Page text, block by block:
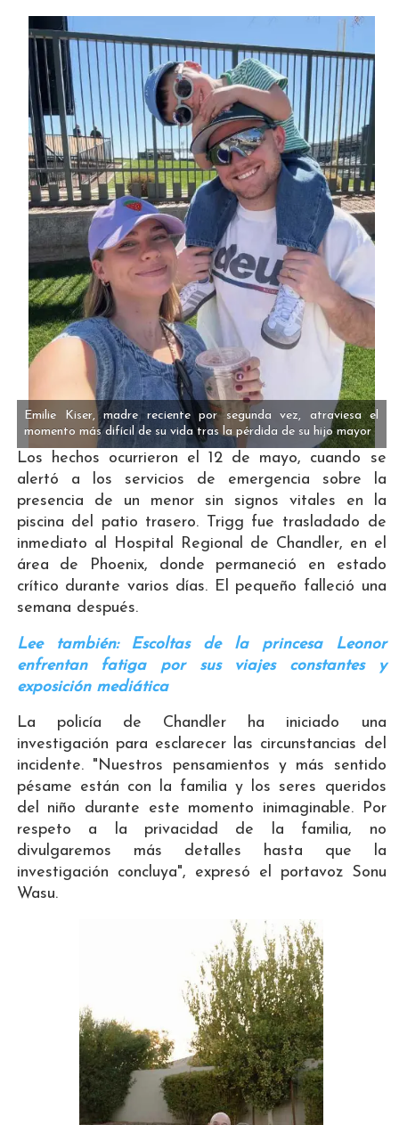
Emilie Kiser, madre reciente por segunda vez, atraviesa el
momento más difícil de su vida tras la pérdida de su hijo mayor
Los hechos ocurrieron el 12 de mayo, cuando se
alertó a los servicios de emergencia sobre la
presencia de un menor sin signos vitales en la
piscina del patio trasero. Trigg fue trasladado de
inmediato al Hospital Regional de Chandler, en el
área de Phoenix, donde permaneció en estado
crítico durante varios días. El pequeño falleció una
semana después.
Lee también: Escoltas de la princesa Leonor
enfrentan fatiga por sus viajes constantes y
exposición mediática
La policía de Chandler ha iniciado una
investigación para esclarecer las circunstancias del
incidente. "Nuestros pensamientos y más sentido
pésame están con la familia y los seres queridos
del niño durante este momento inimaginable. Por
respeto a la privacidad de la familia, no
divulgaremos más detalles hasta que la
investigación concluya", expresó el portavoz Sonu
Wasu.